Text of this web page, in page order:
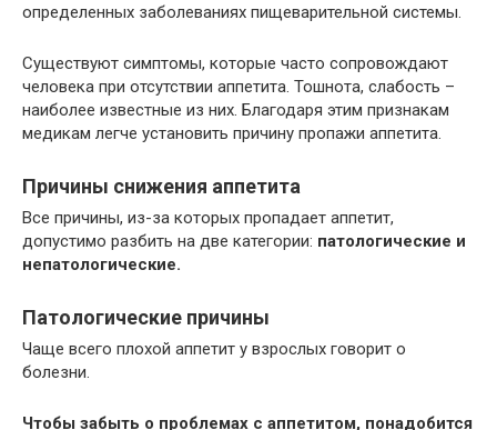
определенных заболеваниях пищеварительной системы.
Существуют симптомы, которые часто сопровождают
человека при отсутствии аппетита. Тошнота, слабость –
наиболее известные из них. Благодаря этим признакам
медикам легче установить причину пропажи аппетита.
Причины снижения аппетита
Все причины, из-за которых пропадает аппетит,
допустимо разбить на две категории: патологические и
непатологические.
Патологические причины
Чаще всего плохой аппетит у взрослых говорит о
болезни.
Чтобы забыть о проблемах с аппетитом, понадобится